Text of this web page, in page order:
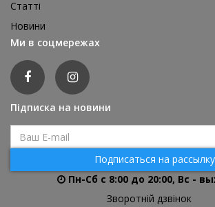
Статті
Новини
Ми в соцмережах
Підписка на новини
Подписаться на рассылку
Пн-Сб с 8:00 до 20:00, Вс -
Зворотній дзвінок